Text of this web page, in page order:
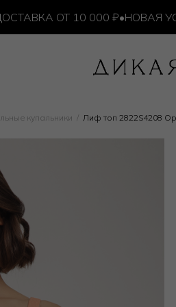
ОТ 10 000 ₽•НОВАЯ
купальники Лиф топ 2822S4208